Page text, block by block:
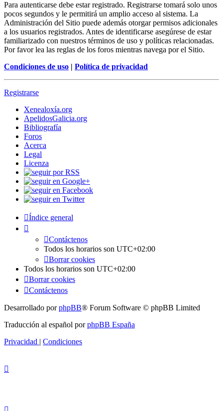
Para autenticarse debe estar registrado. Registrarse tomará solo unos
pocos segundos y le permitirá un amplio acceso al sistema. La
Administración del Sitio puede además otorgar permisos adicionales
a los usuarios registrados. Antes de identificarse asegúrese de estar
familiarizado con nuestros términos de uso y políticas relacionadas.
Por favor lea las reglas de los foros mientras navega por el Sitio.
Condiciones de uso | Política de privacidad
Registrarse
Xenealoxía.org
ApelidosGalicia.org
Bibliografía
Foros
Acerca
Legal
Licenza
Índice general
Contáctenos
Todos los horarios son UTC+02:00
Borrar cookies
Todos los horarios son UTC+02:00
Borrar cookies
Contáctenos
Desarrollado porphpBB® Forum Software © phpBB Limited
Traducción al español porphpBB España
Privacidad | Condiciones